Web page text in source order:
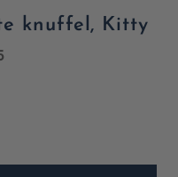
knuffel, Kitty